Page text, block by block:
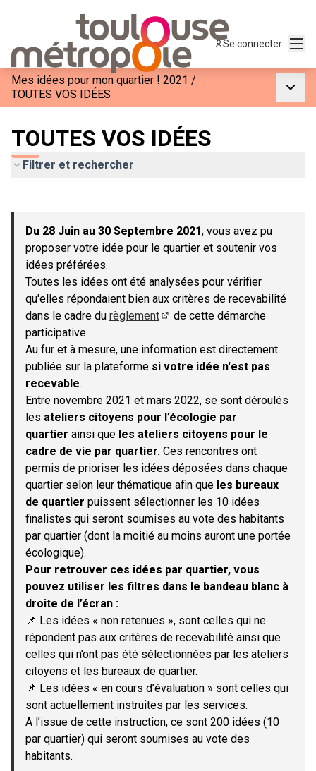
Se connecter
Mes idées pour mon quartier ! 2021 /
TOUTES VOS IDÉES
TOUTES VOS IDÉES
Filtrer et rechercher
−
Du 28 Juin au 30 Septembre 2021, vous avez pu
proposer votre idée pour le quartier et soutenir vos
idées préférées.
Toutes les idées ont été analysées pour vérifier
qu'elles répondaient bien aux critères de recevabilité
dans le cadre du règlement
de cette démarche
participative.
Au fur et à mesure, une information est directement
publiée sur la plateforme si votre idée n'est pas
recevable.
Entre novembre 2021 et mars 2022, se sont déroulés
les ateliers citoyens pour l’écologie par
quartier ainsi que les ateliers citoyens pour le
cadre de vie par quartier. Ces rencontres ont
permis de prioriser les idées déposées dans chaque
quartier selon leur thématique afin que les bureaux
de quartier puissent sélectionner les 10 idées
finalistes qui seront soumises au vote des habitants
par quartier (dont la moitié au moins auront une portée
écologique).
Pour retrouver ces idées par quartier, vous
pouvez utiliser les filtres dans le bandeau blanc à
droite de l’écran :
📌 Les idées « non retenues », sont celles qui ne
répondent pas aux critères de recevabilité ainsi que
celles qui n’ont pas été sélectionnées par les ateliers
citoyens et les bureaux de quartier.
📌 Les idées « en cours d’évaluation » sont celles qui
sont actuellement instruites par les services.
A l’issue de cette instruction, ce sont 200 idées (10
par quartier) qui seront soumises au vote des
habitants.